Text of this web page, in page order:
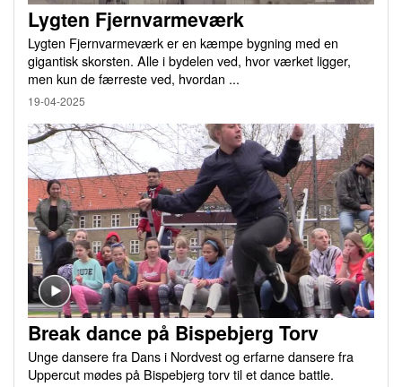
Lygten Fjernvarmeværk
Lygten Fjernvarmeværk er en kæmpe bygning med en
gigantisk skorsten. Alle i bydelen ved, hvor værket ligger,
men kun de færreste ved, hvordan ...
19-04-2025
Break dance på Bispebjerg Torv
Unge dansere fra Dans i Nordvest og erfarne dansere fra
Uppercut mødes på Bispebjerg torv til et dance battle.